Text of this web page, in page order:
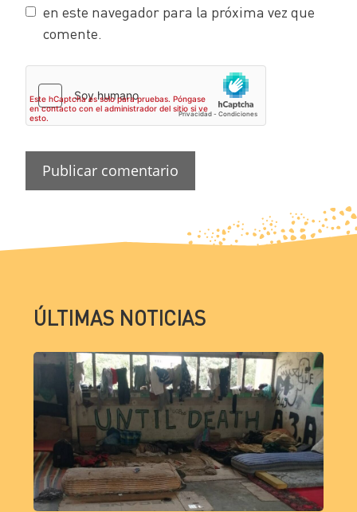
en este navegador para la próxima vez que
comente.
ÚLTIMAS NOTICIAS